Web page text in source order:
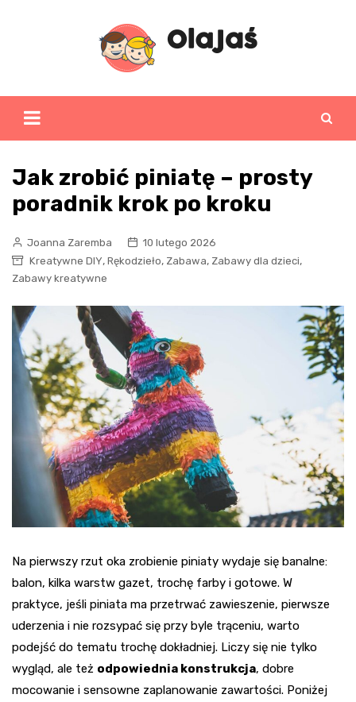
Jak zrobić piniatę – prosty
poradnik krok po kroku
Joanna Zaremba
10 lutego 2026
Kreatywne DIY, Rękodzieło, Zabawa, Zabawy dla dzieci,
Zabawy kreatywne
Na pierwszy rzut oka zrobienie piniaty wydaje się banalne:
balon, kilka warstw gazet, trochę farby i gotowe. W
praktyce, jeśli piniata ma przetrwać zawieszenie, pierwsze
uderzenia i nie rozsypać się przy byle trąceniu, warto
podejść do tematu trochę dokładniej. Liczy się nie tylko
wygląd, ale też odpowiednia konstrukcja, dobre
mocowanie i sensowne zaplanowanie zawartości. Poniżej